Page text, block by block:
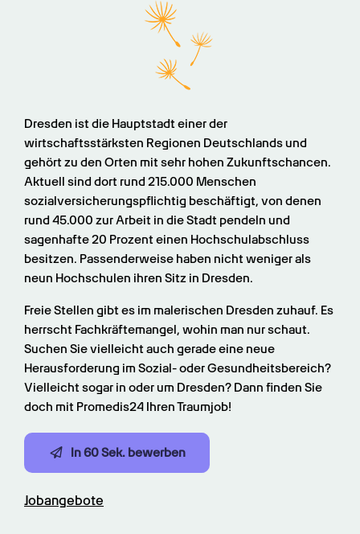
Dresden ist die Hauptstadt einer der
wirtschaftsstärksten Regionen Deutschlands und
gehört zu den Orten mit sehr hohen Zukunftschancen.
Aktuell sind dort rund 215.000 Menschen
sozialversicherungspflichtig beschäftigt, von denen
rund 45.000 zur Arbeit in die Stadt pendeln und
sagenhafte 20 Prozent einen Hochschulabschluss
besitzen. Passenderweise haben nicht weniger als
neun Hochschulen ihren Sitz in Dresden.
Freie Stellen gibt es im malerischen Dresden zuhauf. Es
herrscht Fachkräftemangel, wohin man nur schaut.
Suchen Sie vielleicht auch gerade eine neue
Herausforderung im Sozial- oder Gesundheitsbereich?
Vielleicht sogar in oder um Dresden? Dann finden Sie
doch mit Promedis24 Ihren Traumjob!
In 60 Sek. bewerben
Jobangebote